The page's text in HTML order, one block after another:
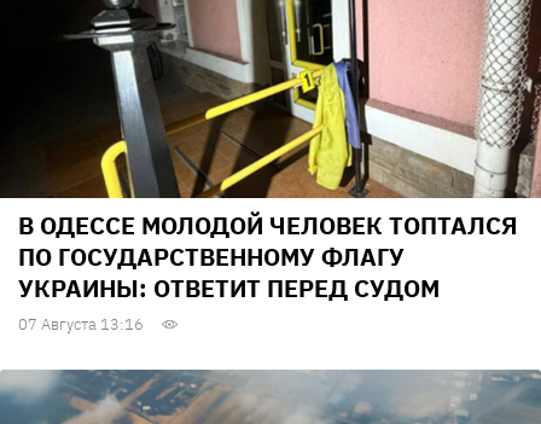
В ОДЕССЕ МОЛОДОЙ ЧЕЛОВЕК ТОПТАЛСЯ
ПО ГОСУДАРСТВЕННОМУ ФЛАГУ
УКРАИНЫ: ОТВЕТИТ ПЕРЕД СУДОМ
07 Августа 13:16